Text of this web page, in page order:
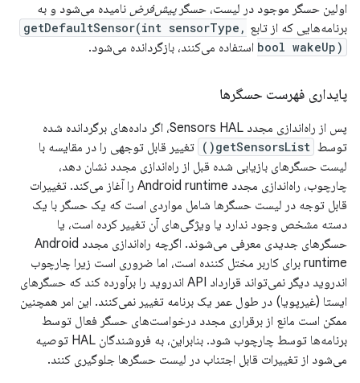
اولین حسگر موجود در لیست، حسگرپیش‌فرض نامیده می‌شود و به
برنامه‌هایی که از تابع getDefaultSensor(int sensorType,
bool wakeUp) استفاده می‌کنند، بازگردانده می‌شود.
پایداری فهرست حسگرها
پس از راه‌اندازی مجدد Sensors HAL، اگر داده‌های برگردانده شده
توسط getSensorsList()
تغییر قابل توجهی را در مقایسه با
لیست حسگرهای بازیابی شده قبل از راه‌اندازی مجدد نشان دهد،
چارچوب، راه‌اندازی مجدد Android runtime را آغاز می‌کند. تغییرات
قابل توجه در لیست حسگرها شامل مواردی است که یک حسگر با یک
دسته مشخص وجود ندارد یا ویژگی‌های آن تغییر کرده است، یا
حسگرهای جدیدی معرفی می‌شوند. اگرچه راه‌اندازی مجدد Android
runtime برای کاربر مختل کننده است، اما ضروری است زیرا چارچوب
اندروید دیگر نمی‌تواند قرارداد API اندروید را برآورده کند که حسگرهای
ایستا (غیرپویا) در طول عمر یک برنامه تغییر نمی‌کنند. این امر همچنین
ممکن است مانع از برقراری مجدد درخواست‌های حسگر فعال توسط
برنامه‌ها توسط چارچوب شود. بنابراین، به فروشندگان HAL توصیه
می‌شود از تغییرات قابل اجتناب در لیست حسگرها جلوگیری کنند.